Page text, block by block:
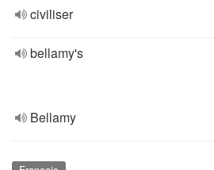
civiliser
bellamy's
Bellamy